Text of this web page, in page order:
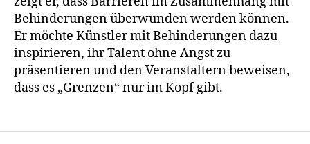
Behinderungen überwunden werden können.
Er möchte Künstler mit Behinderungen dazu
inspirieren, ihr Talent ohne Angst zu
präsentieren und den Veranstaltern beweisen,
dass es „Grenzen“ nur im Kopf gibt.